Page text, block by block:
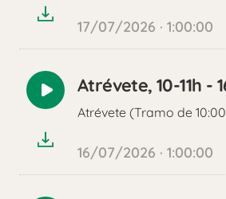
17/07/2026 · 1:00:00
Reproducir
audio
Atrévete, 10-11h -
Atrévete (Tramo de 10:00
16/07/2026 · 1:00:00